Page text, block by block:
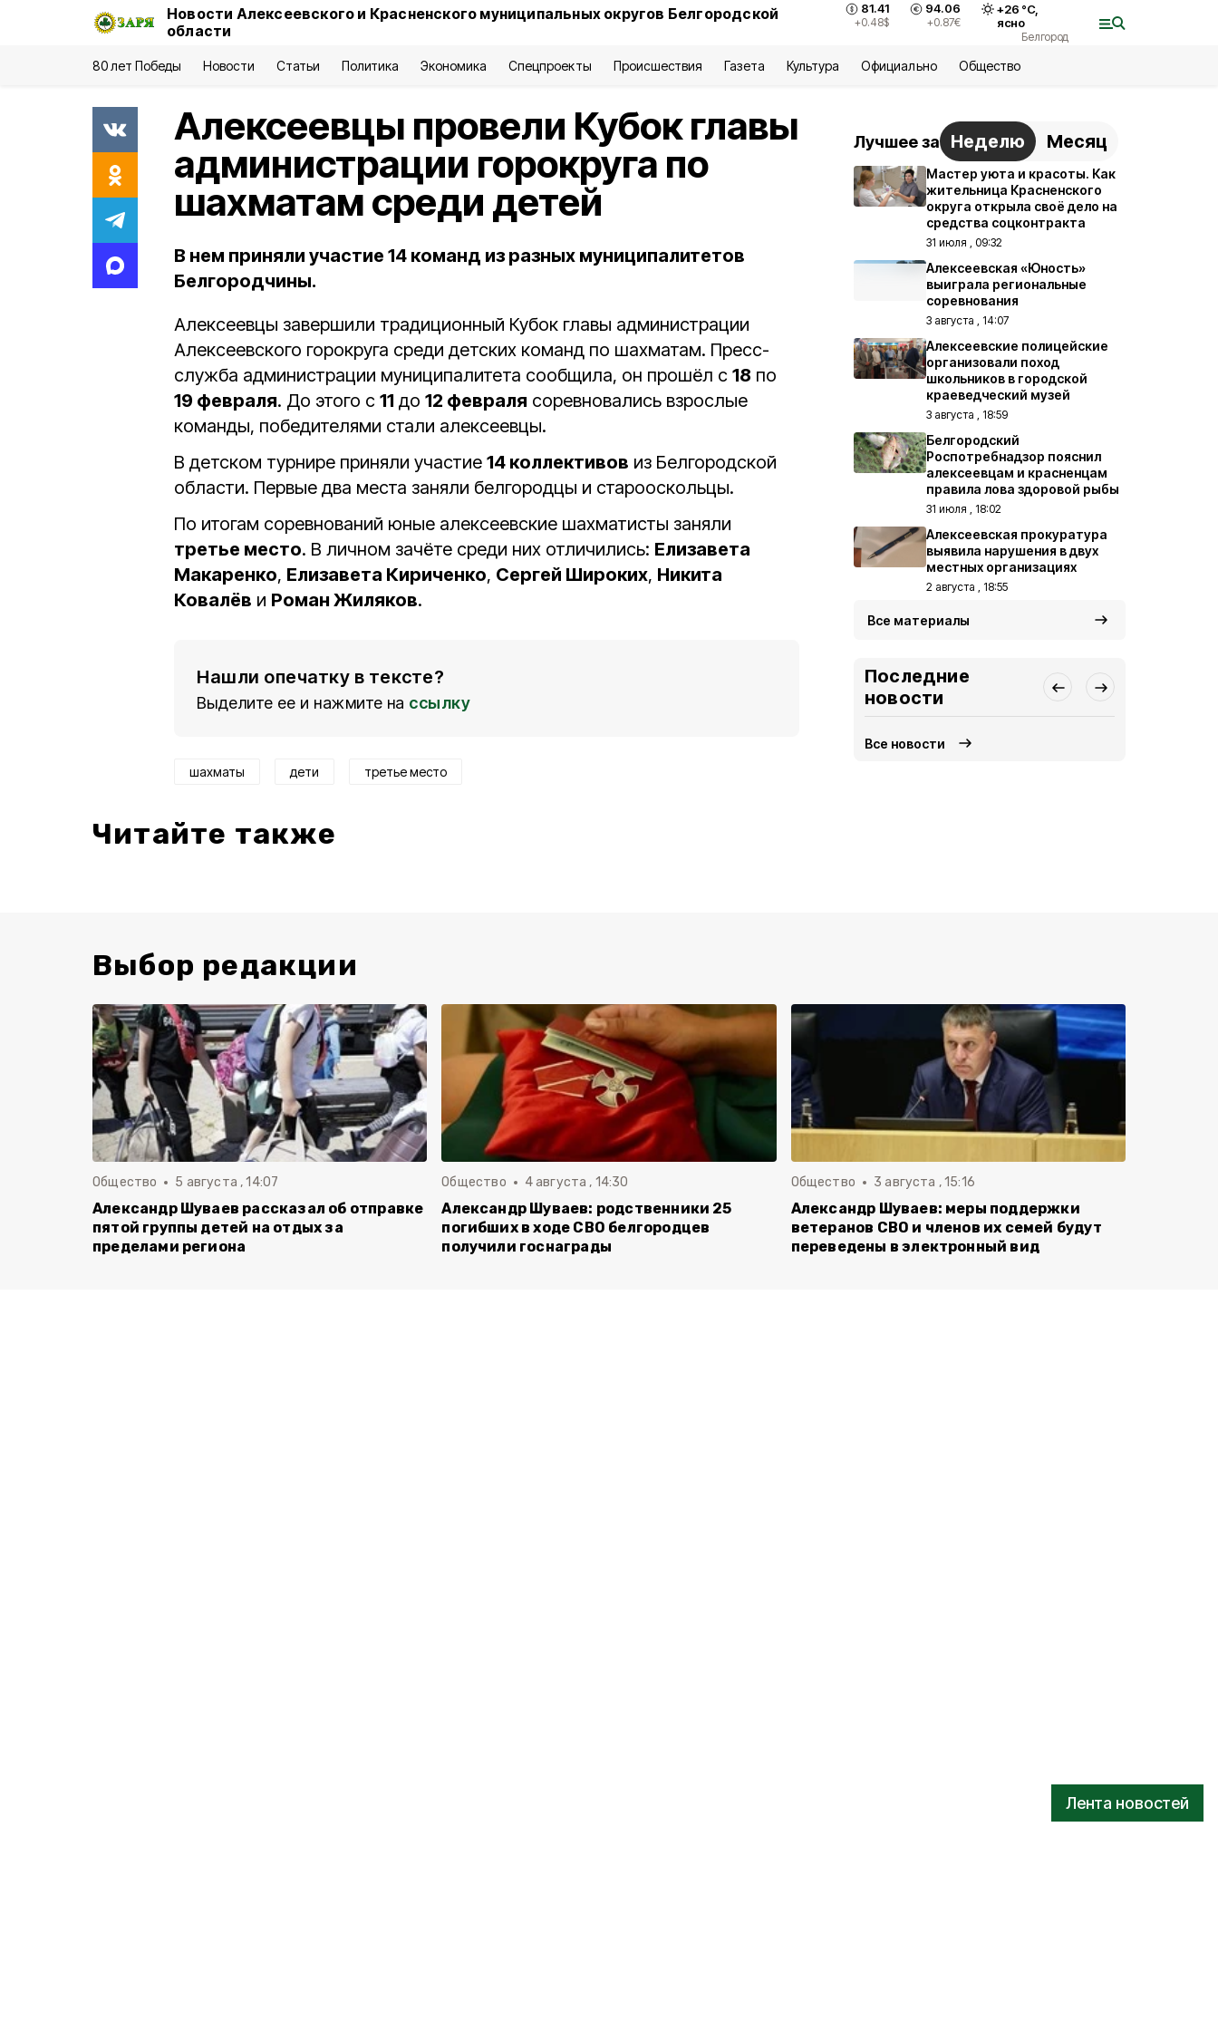
Новости Алексеевского и Красненского муниципальных округов Белгородской
области
81.41
+0.48$
94.06
+0.87€
+26 °С,
ясно
Белгород
80 лет Победы Новости Статьи Политика Экономика Спецпроекты Происшествия Газета Культура Официально Общество
Лента новостей
Алексеевцы провели Кубок главы
администрации горокруга по
шахматам среди детей
В нем приняли участие 14 команд из разных муниципалитетов
Белгородчины.
Алексеевцы завершили традиционный Кубок главы администрации
Алексеевского горокруга среди детских команд по шахматам. Пресс-
служба администрации муниципалитета сообщила, он прошёл с 18 по
19 февраля. До этого с 11 до 12 февраля соревновались взрослые
команды, победителями стали алексеевцы.
В детском турнире приняли участие 14 коллективов из Белгородской
области. Первые два места заняли белгородцы и старооскольцы.
По итогам соревнований юные алексеевские шахматисты заняли
третье место. В личном зачёте среди них отличились: Елизавета
Макаренко, Елизавета Кириченко, Сергей Широких, Никита
Ковалёв и Роман Жиляков.
Нашли опечатку в тексте?
Выделите ее и нажмите на ссылку
шахматы дети третье место
Читайте также
Лучшее за Неделю Месяц
Мастер уюта и красоты. Как
жительница Красненского
округа открыла своё дело на
средства соцконтракта
31 июля , 09:32
Алексеевская «Юность»
выиграла региональные
соревнования
3 августа , 14:07
Алексеевские полицейские
организовали поход
школьников в городской
краеведческий музей
3 августа , 18:59
Белгородский
Роспотребнадзор пояснил
алексеевцам и красненцам
правила лова здоровой рыбы
31 июля , 18:02
Алексеевская прокуратура
выявила нарушения в двух
местных организациях
2 августа , 18:55
Все материалы
Последние
новости
Все новости
Выбор редакции
Общество 5 августа , 14:07
Александр Шуваев рассказал об отправке
пятой группы детей на отдых за
пределами региона
Общество 4 августа , 14:30
Александр Шуваев: родственники 25
погибших в ходе СВО белгородцев
получили госнаграды
Общество 3 августа , 15:16
Александр Шуваев: меры поддержки
ветеранов СВО и членов их семей будут
переведены в электронный вид